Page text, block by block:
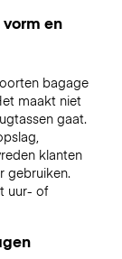
en
bagage
maakt niet
gaat.
klanten
gebruiken.
uur- of